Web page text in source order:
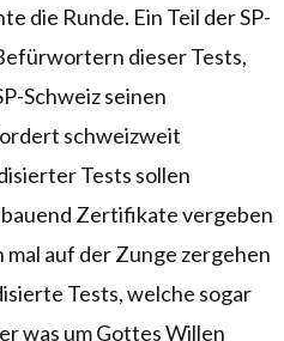
die Runde. Ein Teil der SP-
dieser Tests,
Schweiz seinen
schweizweit
Tests sollen
Zertifikate vergeben
mal auf der Zunge zergehen
Tests, welche sogar
was um Gottes Willen